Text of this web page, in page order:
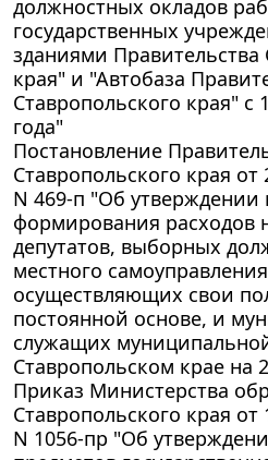
должностных окладов
государственных
зданиями Правительства
края" и "Автобаза
Ставропольского края" с
года"
Постановление
Ставропольского края от
N 469-п "Об утверждении
формирования расходов
депутатов, выборных
местного
осуществляющих свои
постоянной основе, и
служащих
Ставропольском крае на
Приказ Министерства
Ставропольского края от
N 1056-пр "Об